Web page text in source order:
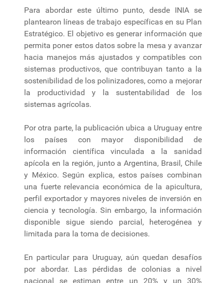
Para abordar este último punto, desde INIA se
plantearon líneas de trabajo específicas en su Plan
Estratégico. El objetivo es generar información que
permita poner estos datos sobre la mesa y avanzar
hacia manejos más ajustados y compatibles con
sistemas productivos, que contribuyan tanto a la
sostenibilidad de los polinizadores, como a mejorar
la productividad y la sustentabilidad de los
sistemas agrícolas.
Por otra parte, la publicación ubica a Uruguay entre
los países con mayor disponibilidad de
información científica vinculada a la sanidad
apícola en la región, junto a Argentina, Brasil, Chile
y México. Según explica, estos países combinan
una fuerte relevancia económica de la apicultura,
perfil exportador y mayores niveles de inversión en
ciencia y tecnología. Sin embargo, la información
disponible sigue siendo parcial, heterogénea y
limitada para la toma de decisiones.
En particular para Uruguay, aún quedan desafíos
por abordar. Las pérdidas de colonias a nivel
nacional se estiman entre un 20% y un 30%